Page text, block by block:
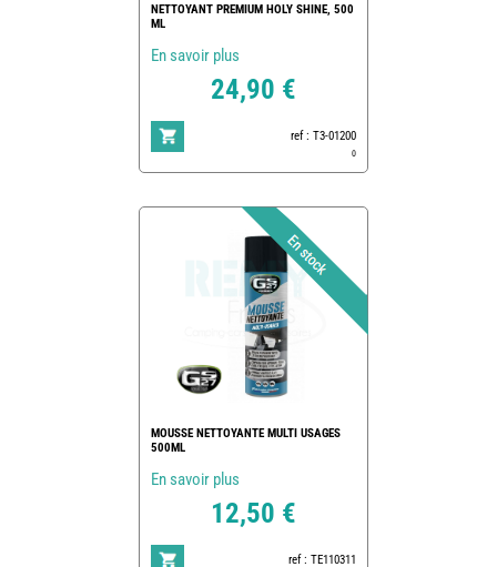
NETTOYANT PREMIUM HOLY SHINE, 500
ML
En savoir plus
24,90 €
ref : T3-01200
0
MOUSSE NETTOYANTE MULTI USAGES
500ML
En savoir plus
12,50 €
ref : TE110311